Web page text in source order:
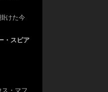
けた今
・スピア
・マフ